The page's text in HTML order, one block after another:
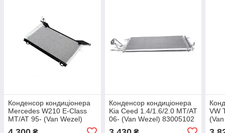
Конденсор кондиціонера
Mercedes W210 E-Class
MT/AT 95- (Van Wezel)
Конденсор кондиціонера
Kia Ceed 1.4/1.6/2.0 MT/AT
06- (Van Wezel) 83005102
VW